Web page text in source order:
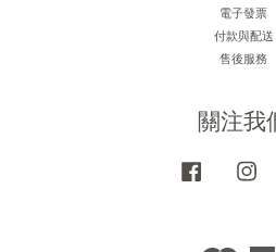
電子發票
付款與配送
售後服務
關注我
Facebook